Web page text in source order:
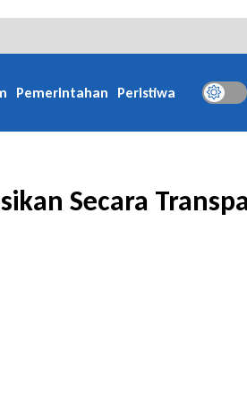
Pemerintahan Peristiwa
Secara